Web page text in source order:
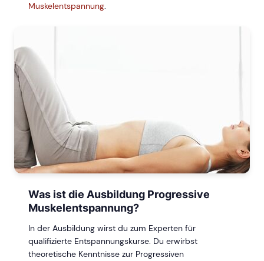
Muskelentspannung.
Was ist die Ausbildung Progressive
Muskelentspannung?
In der Ausbildung wirst du zum Experten für
qualifizierte Entspannungskurse. Du erwirbst
theoretische Kenntnisse zur Progressiven